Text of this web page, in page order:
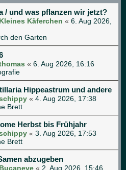
/ und was pflanzen wir jetzt?
Kleines Käferchen « 6. Aug 2026,
den Garten
« 6. Aug 2026, 16:16
Hippeastrum und andere
« 4. Aug 2026, 17:38
Brett
Herbst bis Frühjahr
« 3. Aug 2026, 17:53
Brett
abzugeben
Bucaneve « 2. Aug 2026, 15:46